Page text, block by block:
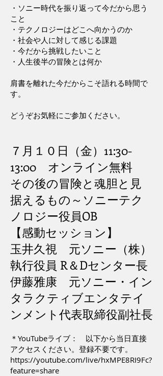
・ソニー時代を振り返って今だから思う
こと
・テクノロジーはどこへ向かうのか
・社会や人に対して感じる課題
・今だから挑戦したいこと
・人生後半の冒険とは何か
肩書を離れた今だからこそ語れる時間で
す。
どうぞお気軽にご参加ください。
７月１０日（金）11:30-
13:00 オンライン無料
その後の冒険と魂胆と見
据えるもの～ソニーテク
ノロジー役員OB
【感動セッション】
玉井久視 元ソニー（株）
執行役員 R＆Dセンター長
伊藤雅康 元ソニー・イン
タラクティブエンタテイ
ンメント代表取締役副社長
＊YouTubeライブ： 以下から当日直接
アクセスください。登録不要です。
https://youtube.com/live/hxMPE8RI9Fc?
feature=share